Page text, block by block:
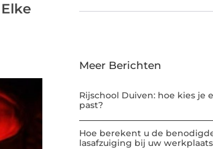
Meer Berichten
Rijschool Duiven: hoe kies
past?
Hoe berekent u de
lasafzuiging bij uw